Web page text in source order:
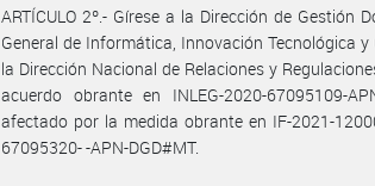
ARTÍCULO 2º.- Gírese a la Dirección de Gestión
General de Informática, Innovación Tecnológica
la Dirección Nacional de Relaciones y
acuerdo obrante en INLEG-2020-67095109-
afectado por la medida obrante en IF-2021-
67095320- -APN-DGD#MT.